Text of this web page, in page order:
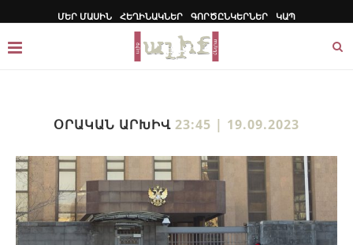
ՄԵՐ ՄԱՍԻՆ ՀԵՂԻՆԱԿՆԵՐ ԳՈՐԾԸՆԿԵՐՆԵՐ ԿԱՊ
ՕՐԱԿԱՆ ԱՐԽԻՎ 23:45 | 19.09.2023